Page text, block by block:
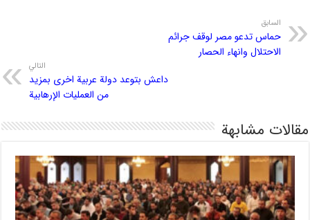
السابق
حماس تدعو مصر لوقف جرائم
الاحتلال وانهاء الحصار
التالي
داعش بتوعد دولة عربية اخرى بمزيد
من العمليات الإرهابية
مقالات مشابهة